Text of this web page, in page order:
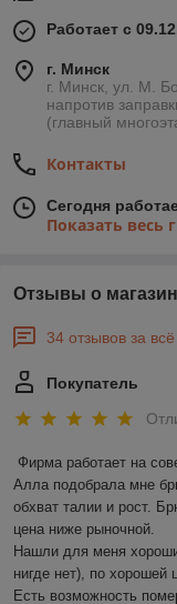
Работает с
г. Минск
г. Минск, ул. М.
напротив
(главный
Контакты
Сегодня
Показать весь
Отзывы о
34 отзывов за
Покупатель
Фирма работает на
Алла подобрала мне
обхват талии и рост.
цена ниже рыночной.
Нашли для меня
нигде нет), по хорошей
Есть возможность